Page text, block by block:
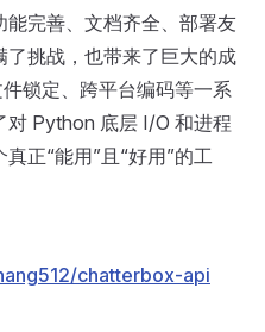
完善、文档齐全、部署友
挑战，也带来了巨大的成
锁定、跨平台编码等一系
对 Python 底层 I/O 和进程
正“能用”且“好用”的工
chatterbox-api